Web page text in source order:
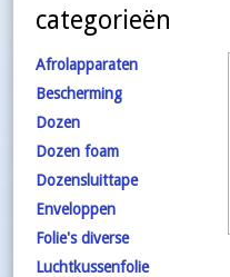
categorieën
Afrolapparaten
Bescherming
Dozen
Dozen foam
Dozensluittape
Enveloppen
Folie's diverse
Luchtkussenfolie